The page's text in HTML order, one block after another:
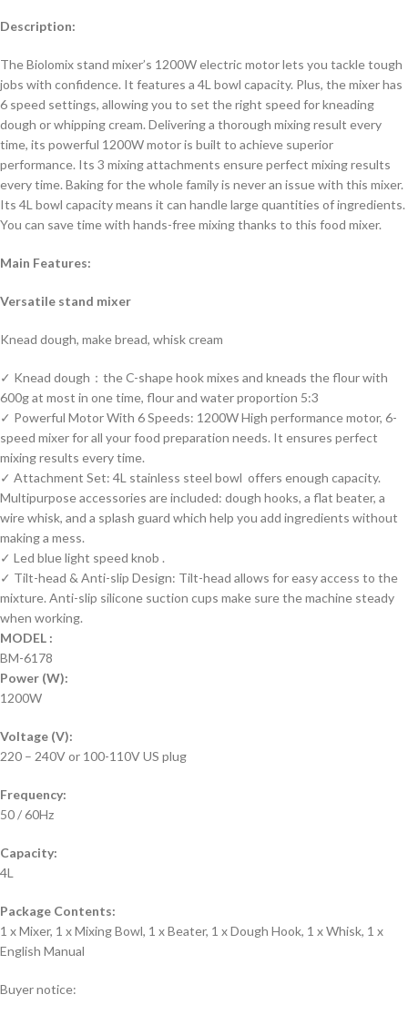
Description:
The Biolomix stand mixer’s 1200W electric motor lets you tackle tough
jobs with confidence. It features a 4L bowl capacity. Plus, the mixer has
6 speed settings, allowing you to set the right speed for kneading
dough or whipping cream. Delivering a thorough mixing result every
time, its powerful 1200W motor is built to achieve superior
performance. Its 3 mixing attachments ensure perfect mixing results
every time. Baking for the whole family is never an issue with this mixer.
Its 4L bowl capacity means it can handle large quantities of ingredients.
You can save time with hands-free mixing thanks to this food mixer.
Main Features:
Versatile stand mixer
Knead dough, make bread, whisk cream
✓ Knead dough：the C-shape hook mixes and kneads the flour with
600g at most in one time, flour and water proportion 5:3
✓ Powerful Motor With 6 Speeds: 1200W High performance motor, 6-
speed mixer for all your food preparation needs. It ensures perfect
mixing results every time.
✓ Attachment Set: 4L stainless steel bowl offers enough capacity.
Multipurpose accessories are included: dough hooks, a flat beater, a
wire whisk, and a splash guard which help you add ingredients without
making a mess.
✓ Led blue light speed knob .
✓ Tilt-head & Anti-slip Design: Tilt-head allows for easy access to the
mixture. Anti-slip silicone suction cups make sure the machine steady
when working.
MODEL :
BM-6178
Power (W):
1200W
Voltage (V):
220 – 240V or 100-110V US plug
Frequency:
50 / 60Hz
Capacity:
4L
Package Contents:
1 x Mixer, 1 x Mixing Bowl, 1 x Beater, 1 x Dough Hook, 1 x Whisk, 1 x
English Manual
Buyer notice: